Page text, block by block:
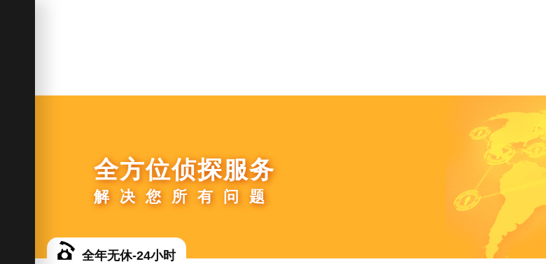
全方位侦探服务
解决您所有问题
全年无休-24小时